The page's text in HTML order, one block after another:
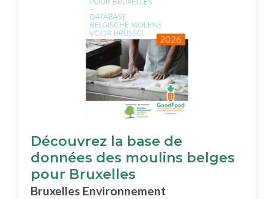
Découvrez la base de
données des moulins belges
pour Bruxelles
Bruxelles Environnement